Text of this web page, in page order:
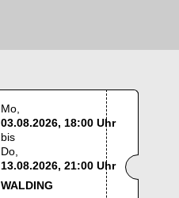
Mo
03.08.2026, 18:00 Uhr
bis
Do
13.08.2026, 21:00 Uhr
WALDING